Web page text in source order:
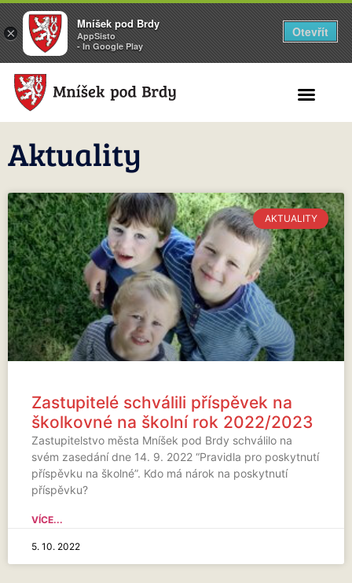
Aktuality
AKTUALITY
Zastupitelé schválili příspěvek na
školkovné na školní rok 2022/2023
Zastupitelstvo města Mníšek pod Brdy schválilo na
svém zasedání dne 14. 9. 2022 “Pravidla pro poskytnutí
příspěvku na školné”. Kdo má nárok na poskytnutí
příspěvku?
VÍCE...
5. 10. 2022
×
Mníšek pod Brdy
AppSisto
- In Google Play
Otevřít